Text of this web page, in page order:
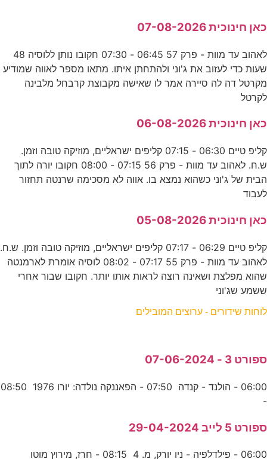
כאן חינוכית 07-08-2026
לאהוב עד מוות - פרק 57 06:45 - 07:30 חקובו נותן ללוסיה 48
שעות כדי לעזוב את ג'וני ולהתחתן איתו. מתאו מספר לאווה שמודיע
מקרטל דה לה סיירה אמר לו שאישה מקבוצת קרבחל מלבינה
לקרטל
כאן חינוכית 06-08-2026
קליפ טיים 06:30 - 07:15 קליפים ישראליים, מוזיקה טובה וזמן.
ש.ח. לאהוב עד מוות - פרק 56 07:15 - 08:00 חקובו יורה לתוך
הבית של ג'וני כשהוא נמצא בו. אווה לא מסכימה שרנטה תחזור
לעבוד
כאן חינוכית 05-08-2026
קליפ טיים 06:29 - 07:17 קליפים ישראליים, מוזיקה טובה וזמן. ש.ח.
לאהוב עד מוות - פרק 55 07:17 - 08:02 לוסיה אומרת לארמנטה
שהוא מפלצת ושאינה רוצה לראות אותו יותר. חקובו שבור אחרי
ששמע שג'וני
לוחות שידורים - ערוצים המובילים
ספורט 3 - 07-06-2024
06:00 - הולנד - קנדה 07:50 - הפאננקה נולדה: יורו 1976 08:50
-
ספורט 5 לייב 29-04-2024
06:00 - פילדלפיה - ניו יורק, מ. 4 08:15 - חרז, מירוץ מוטו